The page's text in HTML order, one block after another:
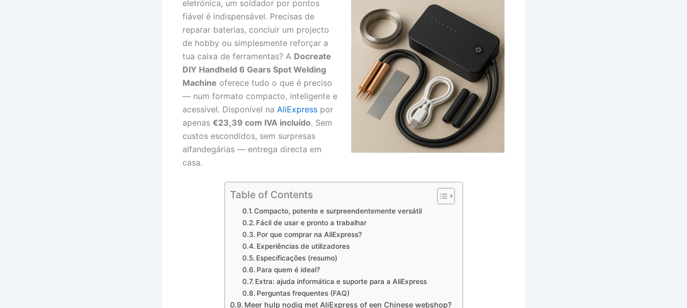
eletrónica, um soldador por pontos
fiável é indispensável. Precisas de
reparar baterias, concluir um projecto
de hobby ou simplesmente reforçar a
tua caixa de ferramentas? A Docreate
DIY Handheld 6 Gears Spot Welding
Machine oferece tudo o que é preciso
— num formato compacto, inteligente e
acessível. Disponível na AliExpress por
apenas €23,39 com IVA incluído. Sem
custos escondidos, sem surpresas
alfandegárias — entrega directa em
casa.
Table of Contents
Compacto, potente e surpreendentemente versátil
Fácil de usar e pronto a trabalhar
Por que comprar na AliExpress?
Experiências de utilizadores
Especificações (resumo)
Para quem é ideal?
Extra: ajuda informática e suporte para a AliExpress
Perguntas frequentes (FAQ)
Meer hulp nodig met AliExpress of een Chinese webshop?